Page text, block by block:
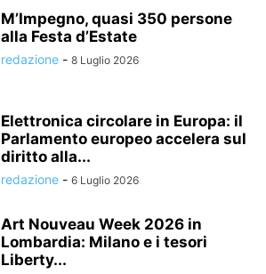
M’Impegno, quasi 350 persone
alla Festa d’Estate
redazione - 8 Luglio 2026
Elettronica circolare in Europa: il
Parlamento europeo accelera sul
diritto alla...
redazione - 6 Luglio 2026
Art Nouveau Week 2026 in
Lombardia: Milano e i tesori
Liberty...